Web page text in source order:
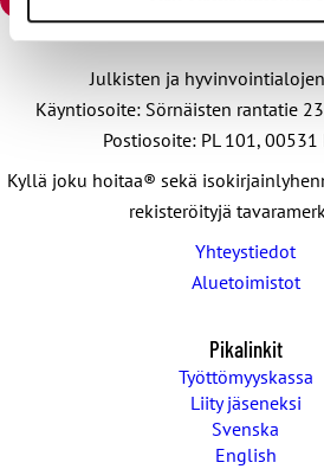
Julkisten ja
Käyntiosoite: Sörnäisten rantatie
Postiosoite: PL 101,
Kyllä joku hoitaa® sekä
rekisteröityjä
Yhteystiedot
Aluetoimistot
Pikalinkit
Työttömyyskassa
Liity jäseneksi
Svenska
English